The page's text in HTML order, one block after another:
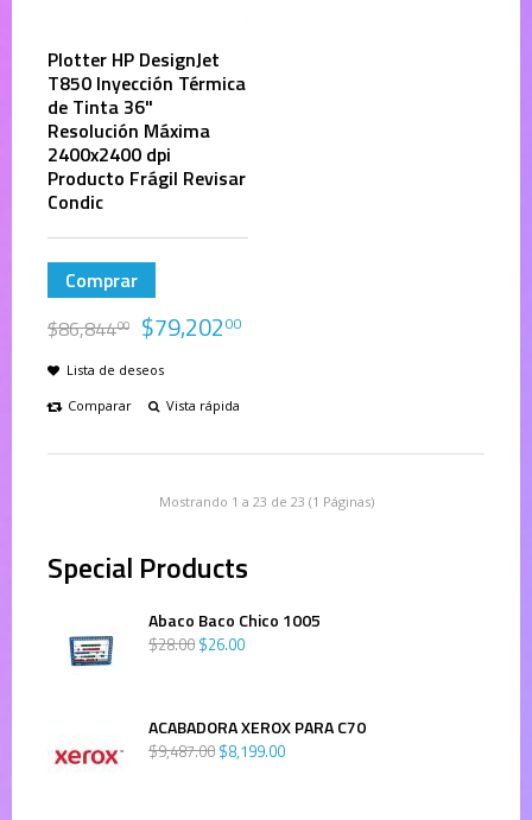
Plotter HP DesignJet
T850 Inyección Térmica
de Tinta 36"
Resolución Máxima
2400x2400 dpi
Producto Frágil Revisar
Condic
Comprar
$86,84400 $79,20200
Lista de deseos
Comparar
Vista rápida
Mostrando 1 a 23 de 23 (1 Páginas)
Special Products
Abaco Baco Chico 1005
$28.00 $26.00
ACABADORA XEROX PARA C70
$9,487.00 $8,199.00